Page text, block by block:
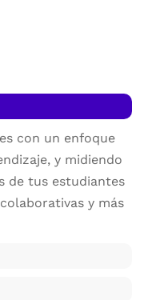
con un enfoque
y midiendo
de tus estudiantes
y más